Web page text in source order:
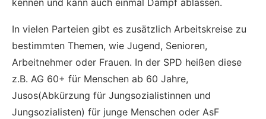
kennen und kann auch einmal Dampf ablassen.
In vielen Parteien gibt es zusätzlich Arbeitskreise zu
bestimmten Themen, wie Jugend, Senioren,
Arbeitnehmer oder Frauen. In der SPD heißen diese
z.B. AG 60+ für Menschen ab 60 Jahre,
Jusos(Abkürzung für Jungsozialistinnen und
Jungsozialisten) für junge Menschen oder AsF